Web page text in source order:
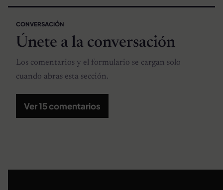
CONVERSACIÓN
Únete a la conversación
Los comentarios y el formulario se cargan solo
cuando abras esta sección.
Ver 15 comentarios